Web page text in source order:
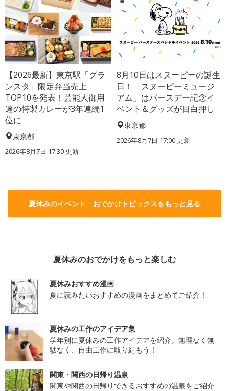
【2026最新】東京駅「グラ
ンスタ」限定弁当売上
TOP10を発表！芸能人御用
達の特製カレーが3年連続1
位に
東京都
2026年8月7日 17:30更新
8月10日はスヌーピーの誕生
日！「スヌーピーミュージ
アム」はバースデー記念イ
ベント＆グッズが目白押し
東京都
2026年8月7日 17:00更新
夏休みのイベント・おでかけトピックスをもっと見る
夏休みのおでかけをもっと楽しむ
夏休みおすすめ漫画
夏に読みたいおすすめの漫画をまとめてご紹介！
夏休みの工作のアイデア集
学年別に夏休みの工作アイデアを紹介。無理なく無
駄なく、自由工作に取り組もう！
関東・関西の日帰り温泉
関東や関西の日帰りできるおすすめの温泉をご紹介